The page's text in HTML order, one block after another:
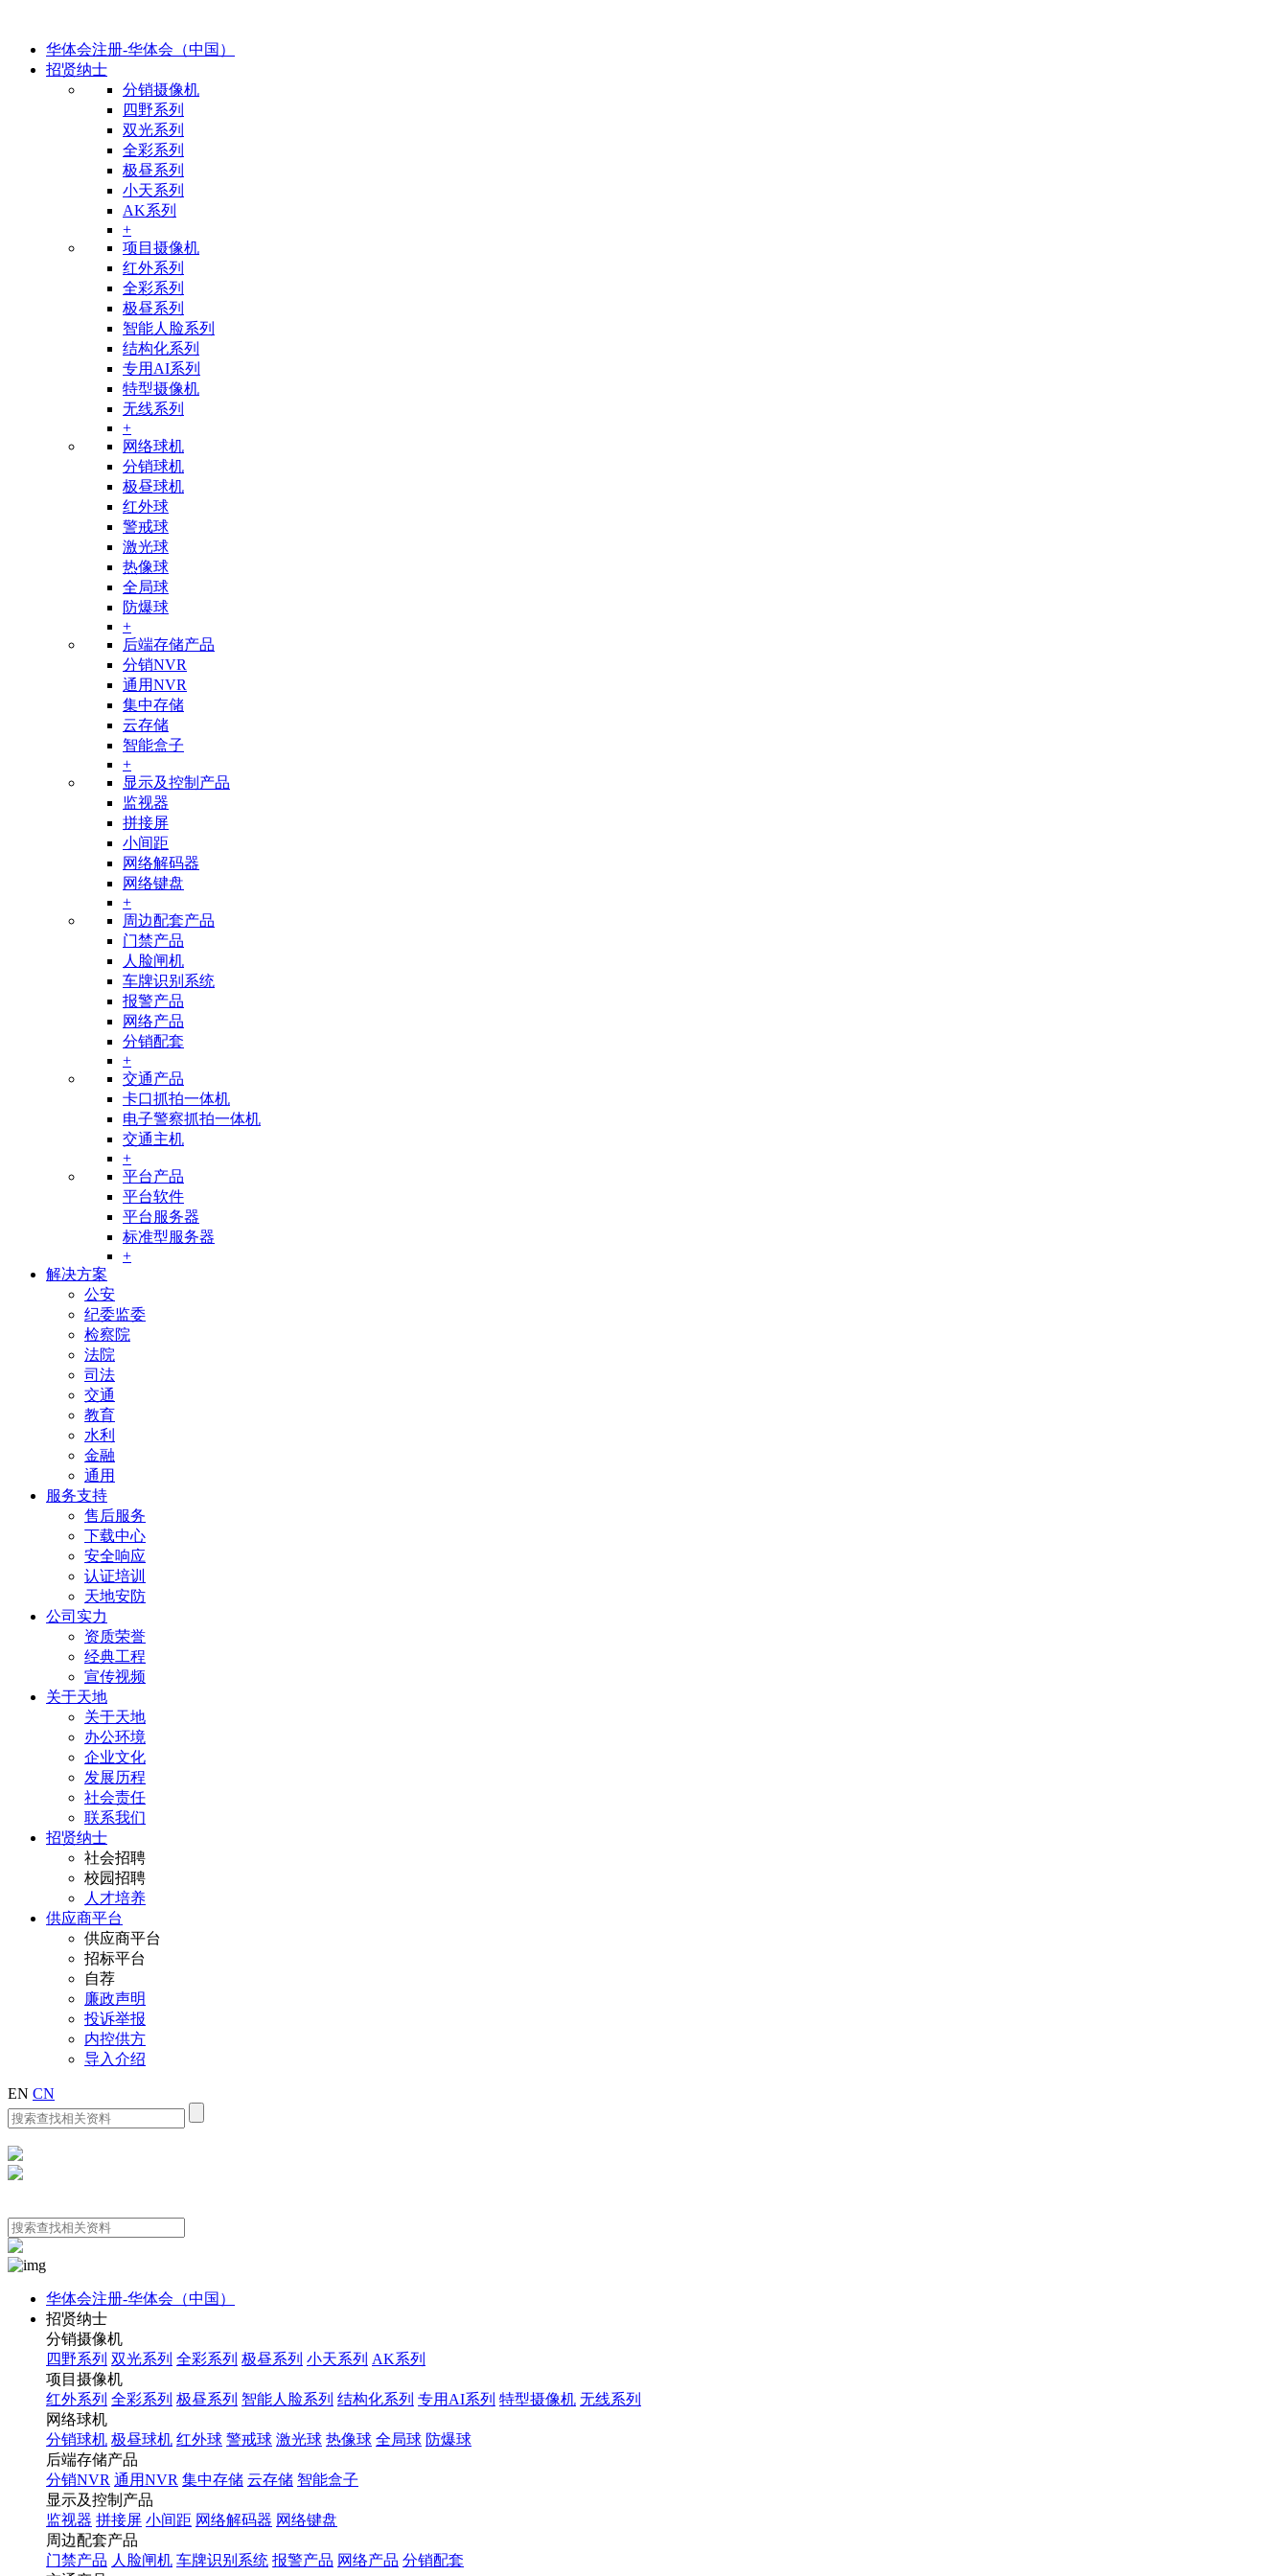
华体会注册-华体会（中国）
招贤纳士
分销摄像机
四野系列
双光系列
全彩系列
极昼系列
小天系列
AK系列
+
项目摄像机
红外系列
全彩系列
极昼系列
智能人脸系列
结构化系列
专用AI系列
特型摄像机
无线系列
+
网络球机
分销球机
极昼球机
红外球
警戒球
激光球
热像球
全局球
防爆球
+
后端存储产品
分销NVR
通用NVR
集中存储
云存储
智能盒子
+
显示及控制产品
监视器
拼接屏
小间距
网络解码器
网络键盘
+
周边配套产品
门禁产品
人脸闸机
车牌识别系统
报警产品
网络产品
分销配套
+
交通产品
卡口抓拍一体机
电子警察抓拍一体机
交通主机
+
平台产品
平台软件
平台服务器
标准型服务器
+
解决方案
公安
纪委监委
检察院
法院
司法
交通
教育
水利
金融
通用
服务支持
售后服务
下载中心
安全响应
认证培训
天地安防
公司实力
资质荣誉
经典工程
宣传视频
关于天地
关于天地
办公环境
企业文化
发展历程
社会责任
联系我们
招贤纳士
社会招聘
校园招聘
人才培养
供应商平台
供应商平台
招标平台
自荐
廉政声明
投诉举报
内控供方
导入介绍
EN CN
华体会注册-华体会（中国）
招贤纳士
分销摄像机
四野系列 双光系列 全彩系列 极昼系列 小天系列 AK系列
项目摄像机
红外系列 全彩系列 极昼系列 智能人脸系列 结构化系列 专用AI系列 特型摄像机 无线系列
网络球机
分销球机 极昼球机 红外球 警戒球 激光球 热像球 全局球 防爆球
后端存储产品
分销NVR 通用NVR 集中存储 云存储 智能盒子
显示及控制产品
监视器 拼接屏 小间距 网络解码器 网络键盘
周边配套产品
门禁产品 人脸闸机 车牌识别系统 报警产品 网络产品 分销配套